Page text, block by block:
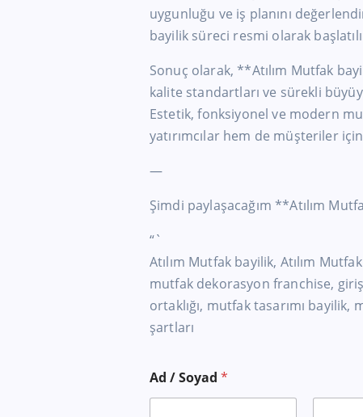
uygunluğu ve iş planını
bayilik süreci resmi olarak
Sonuç olarak, **Atılım Mutfak
kalite standartları ve sürekli
Estetik, fonksiyonel ve modern
yatırımcılar hem de müşteriler
—
Şimdi paylaşacağım **Atılım
“`
Atılım Mutfak bayilik, Atılım
mutfak dekorasyon franchise,
ortaklığı, mutfak tasarımı bayilik,
şartları
-
p
Ad / Soyad *